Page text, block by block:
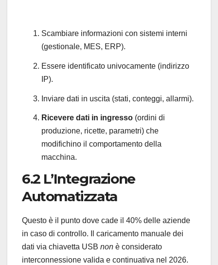
Scambiare informazioni con sistemi interni
(gestionale, MES, ERP).
Essere identificato univocamente (indirizzo
IP).
Inviare dati in uscita (stati, conteggi, allarmi).
Ricevere dati in ingresso (ordini di
produzione, ricette, parametri) che
modifichino il comportamento della
macchina.
6.2 L’Integrazione
Automatizzata
Questo è il punto dove cade il 40% delle aziende
in caso di controllo. Il caricamento manuale dei
dati via chiavetta USB non è considerato
interconnessione valida e continuativa nel 2026.